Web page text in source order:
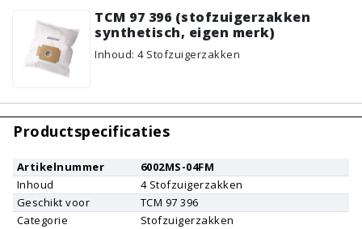
TCM 97 396 (stofzuigerzakken
synthetisch, eigen merk)
Inhoud: 4 Stofzuigerzakken
Productspecificaties
Artikelnummer
6002MS-04FM
Inhoud
4 Stofzuigerzakken
Geschikt voor
TCM 97 396
Categorie
Stofzuigerzakken